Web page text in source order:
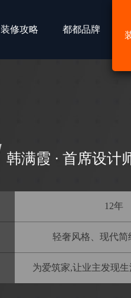
装修攻略 都都品牌
韩满霞 · 首席设计
12年
轻奢风格、现代简
为爱筑家,让业主发现